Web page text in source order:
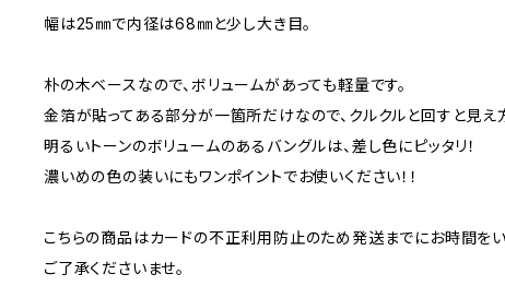
幅は25㎜で内径は68㎜と少し大き目。
朴の木ベースなので、ボリュームがあっても軽量です。
金箔が貼ってある部分が一箇所だけなので、クルクルと回すと見え
明るいトーンのボリュームのあるバングルは、差し色にピッタリ！
濃いめの色の装いにもワンポイントでお使いください！！
こちらの商品はカードの不正利用防止のため発送までにお時間をい
ご了承くださいませ。